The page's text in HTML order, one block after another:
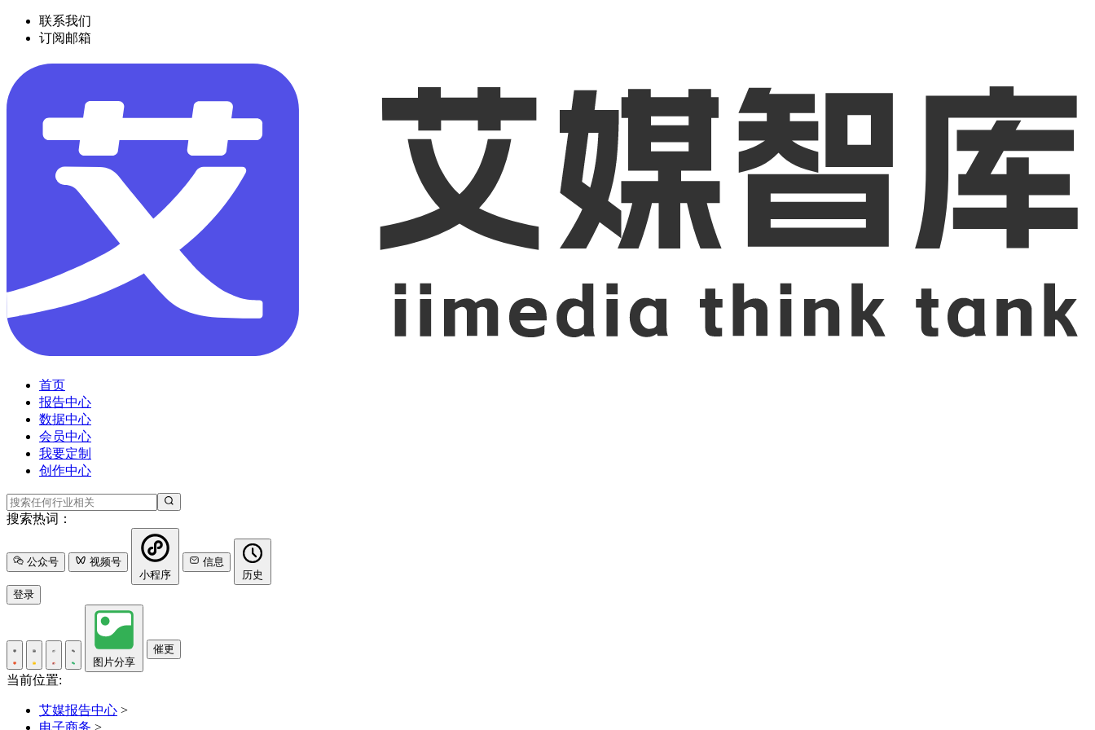
联系我们
订阅邮箱
首页
报告中心
数据中心
会员中心
我要定制
创作中心
搜索热词：
公众号
视频号
小程序
信息
历史
登录
图片分享
催更
当前位置:
艾媒报告中心 >
电子商务 >